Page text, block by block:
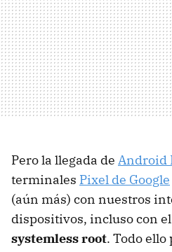
Pero la llegada de Android
terminales Pixel de Google
(aún más) con nuestros
dispositivos, incluso con
systemless root. Todo ello